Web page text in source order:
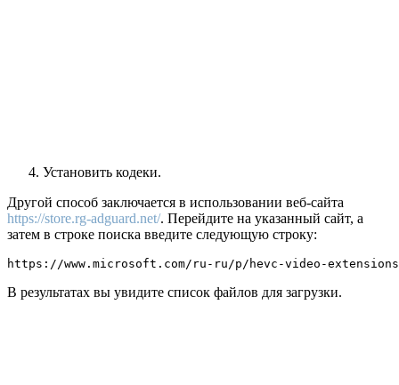
Установить кодеки.
Другой способ заключается в использовании веб-сайта
https://store.rg-adguard.net/. Перейдите на указанный сайт, а
затем в строке поиска введите следующую строку:
https://www.microsoft.com/ru-ru/p/hevc-video-
В результатах вы увидите список файлов для загрузки.